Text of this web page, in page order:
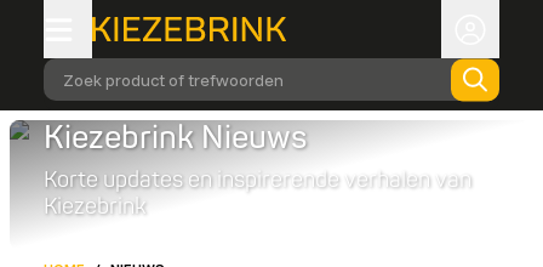
Zoek product of trefwoorden
Kiezebrink Nieuws
Korte updates en inspirerende verhalen van
Kiezebrink